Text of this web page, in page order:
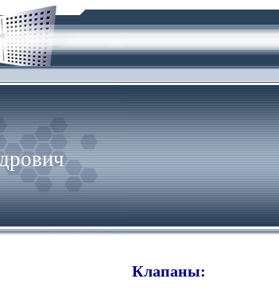
Клапаны: